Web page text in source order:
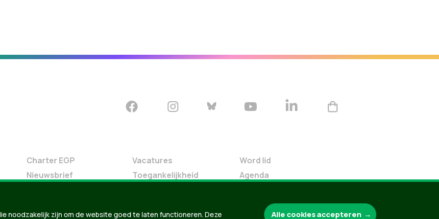
Charter EGP
Nieuwsbrief
Vacatures
Toegankelijkheid
Word lid
Agenda
Verleng je lidmaatschap
noodzakelijk zijn om de website goed te laten functioneren. Deze Alle cookies accepteren